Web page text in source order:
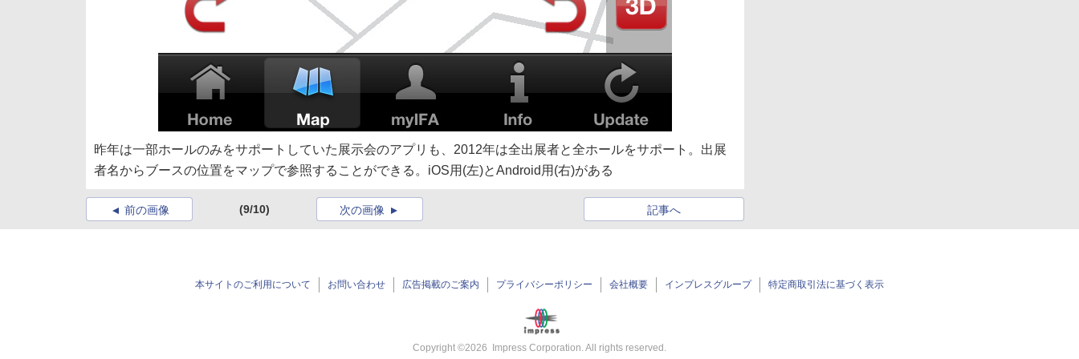
昨年は一部ホールのみをサポートしていた展示会のアプリも、2012年は全出展者と全ホールをサポート。出展
者名からブースの位置をマップで参照することができる。iOS用(左)とAndroid用(右)がある
前の画像 (9/10) 記事へ
次の画像
本サイトのご利用について お問い合わせ 広告掲載のご案内 プライバシーポリシー 会社概要 インプレスグループ 特定商取引法に基づく表示
Copyright ©2026 Impress Corporation. All rights reserved.